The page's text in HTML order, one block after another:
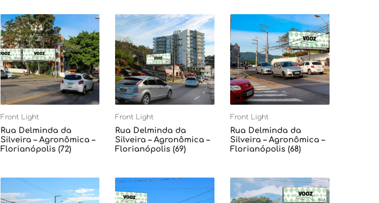
Front Light
Rua Delminda da
Silveira – Agronômica –
Florianópolis (72)
Front Light
Rua Delminda da
Silveira – Agronômica –
Florianópolis (69)
Front Light
Rua Delminda da
Silveira – Agronômica –
Florianópolis (68)